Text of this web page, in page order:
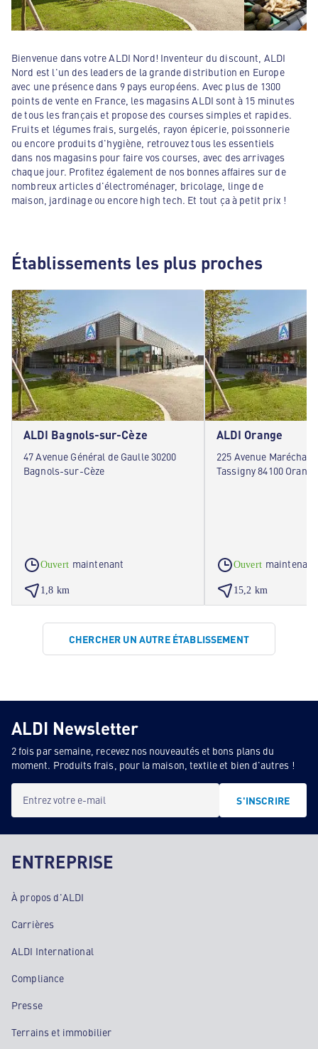
Bienvenue dans votre ALDI Nord! Inventeur du discount, ALDI
Nord est l'un des leaders de la grande distribution en Europe
avec une présence dans 9 pays européens. Avec plus de 1300
points de vente en France, les magasins ALDI sont à 15 minutes
de tous les français et propose des courses simples et rapides.
Fruits et légumes frais, surgelés, rayon épicerie, poissonnerie
ou encore produits d'hygiène, retrouvez tous les essentiels
dans nos magasins pour faire vos courses, avec des arrivages
chaque jour. Profitez également de nos bonnes affaires sur de
nombreux articles d'électroménager, bricolage, linge de
maison, jardinage ou encore high tech. Et tout ça à petit prix !
Établissements les plus proches
ALDI Bagnols-sur-Cèze
47 Avenue Général de Gaulle 30200
Bagnols-sur-Cèze
Ouvert maintenant
1,8 km
ALDI Orange
225 Avenue Maréchal
Tassigny 84100 Orange
Ouvert maintenant
15,2 km
CHERCHER UN AUTRE ÉTABLISSEMENT
ALDI Newsletter
2 fois par semaine, recevez nos nouveautés et bons plans du
moment. Produits frais, pour la maison, textile et bien d'autres !
Entrez votre e-mail S'INSCRIRE
ENTREPRISE
À propos d'ALDI
Carrières
ALDI International
Compliance
Presse
Terrains et immobilier